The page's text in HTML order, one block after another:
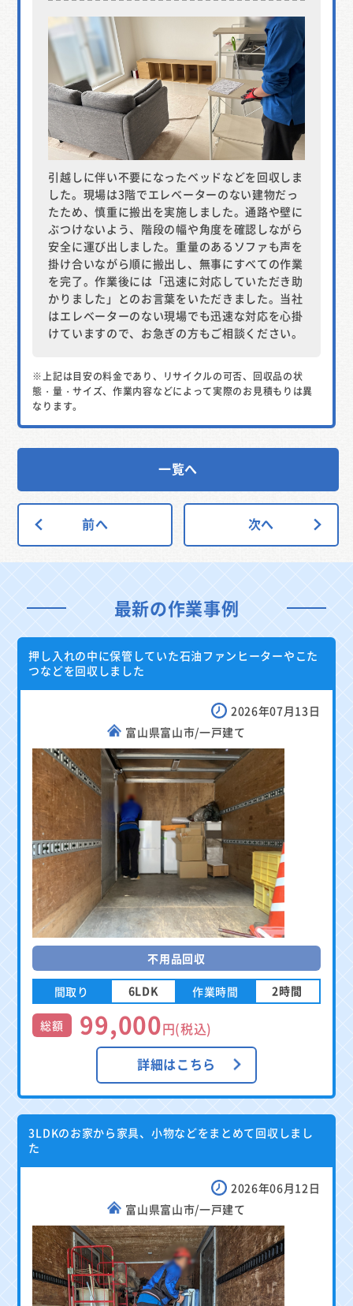
引越しに伴い不要になったベッドなどを回収しま
した。現場は3階でエレベーターのない建物だっ
たため、慎重に搬出を実施しました。通路や壁に
ぶつけないよう、階段の幅や角度を確認しながら
安全に運び出しました。重量のあるソファも声を
掛け合いながら順に搬出し、無事にすべての作業
を完了。作業後には「迅速に対応していただき助
かりました」とのお言葉をいただきました。当社
はエレベーターのない現場でも迅速な対応を心掛
けていますので、お急ぎの方もご相談ください。
※上記は目安の料金であり、リサイクルの可否、回収品の状
態・量・サイズ、作業内容などによって実際のお見積もりは異
なります。
前へ
一覧へ
次へ
最新の作業事例
押し入れの中に保管していた石油ファンヒーターやこた
つなどを回収しました
2026年07月13日
富山県富山市/一戸建て
不用品回収
間取り 6LDK 作業時間 2時間
総額 99,000円(税込)
詳細はこちら
3LDKのお家から家具、小物などをまとめて回収しまし
た
2026年06月12日
富山県富山市/一戸建て